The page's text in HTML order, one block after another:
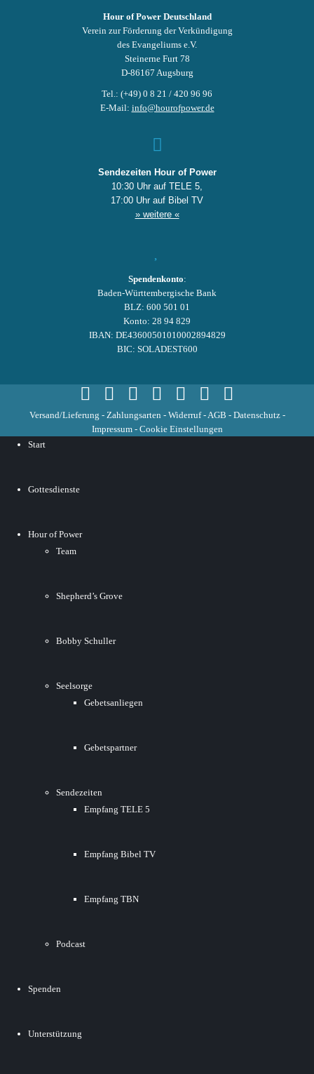
Hour of Power Deutschland
Verein zur Förderung der Verkündigung
des Evangeliums e.V.
Steinerne Furt 78
D-86167 Augsburg
Tel.: (+49) 0 8 21 / 420 96 96
E-Mail: info@hourofpower.de
Sendezeiten Hour of Power
10:30 Uhr auf TELE 5,
17:00 Uhr auf Bibel TV
» weitere «
Spendenkonto:
Baden-Württembergische Bank
BLZ: 600 501 01
Konto: 28 94 829
IBAN: DE43600501010002894829
BIC: SOLADEST600
Versand/Lieferung - Zahlungsarten - Widerruf-AGB - Datenschutz-
Impressum- Cookie Einstellungen
Start
Gottesdienste
Hour of Power
Team
Shepherd’s Grove
Bobby Schuller
Seelsorge
Gebetsanliegen
Gebetspartner
Sendezeiten
Empfang TELE 5
Empfang Bibel TV
Empfang TBN
Podcast
Spenden
Unterstützung